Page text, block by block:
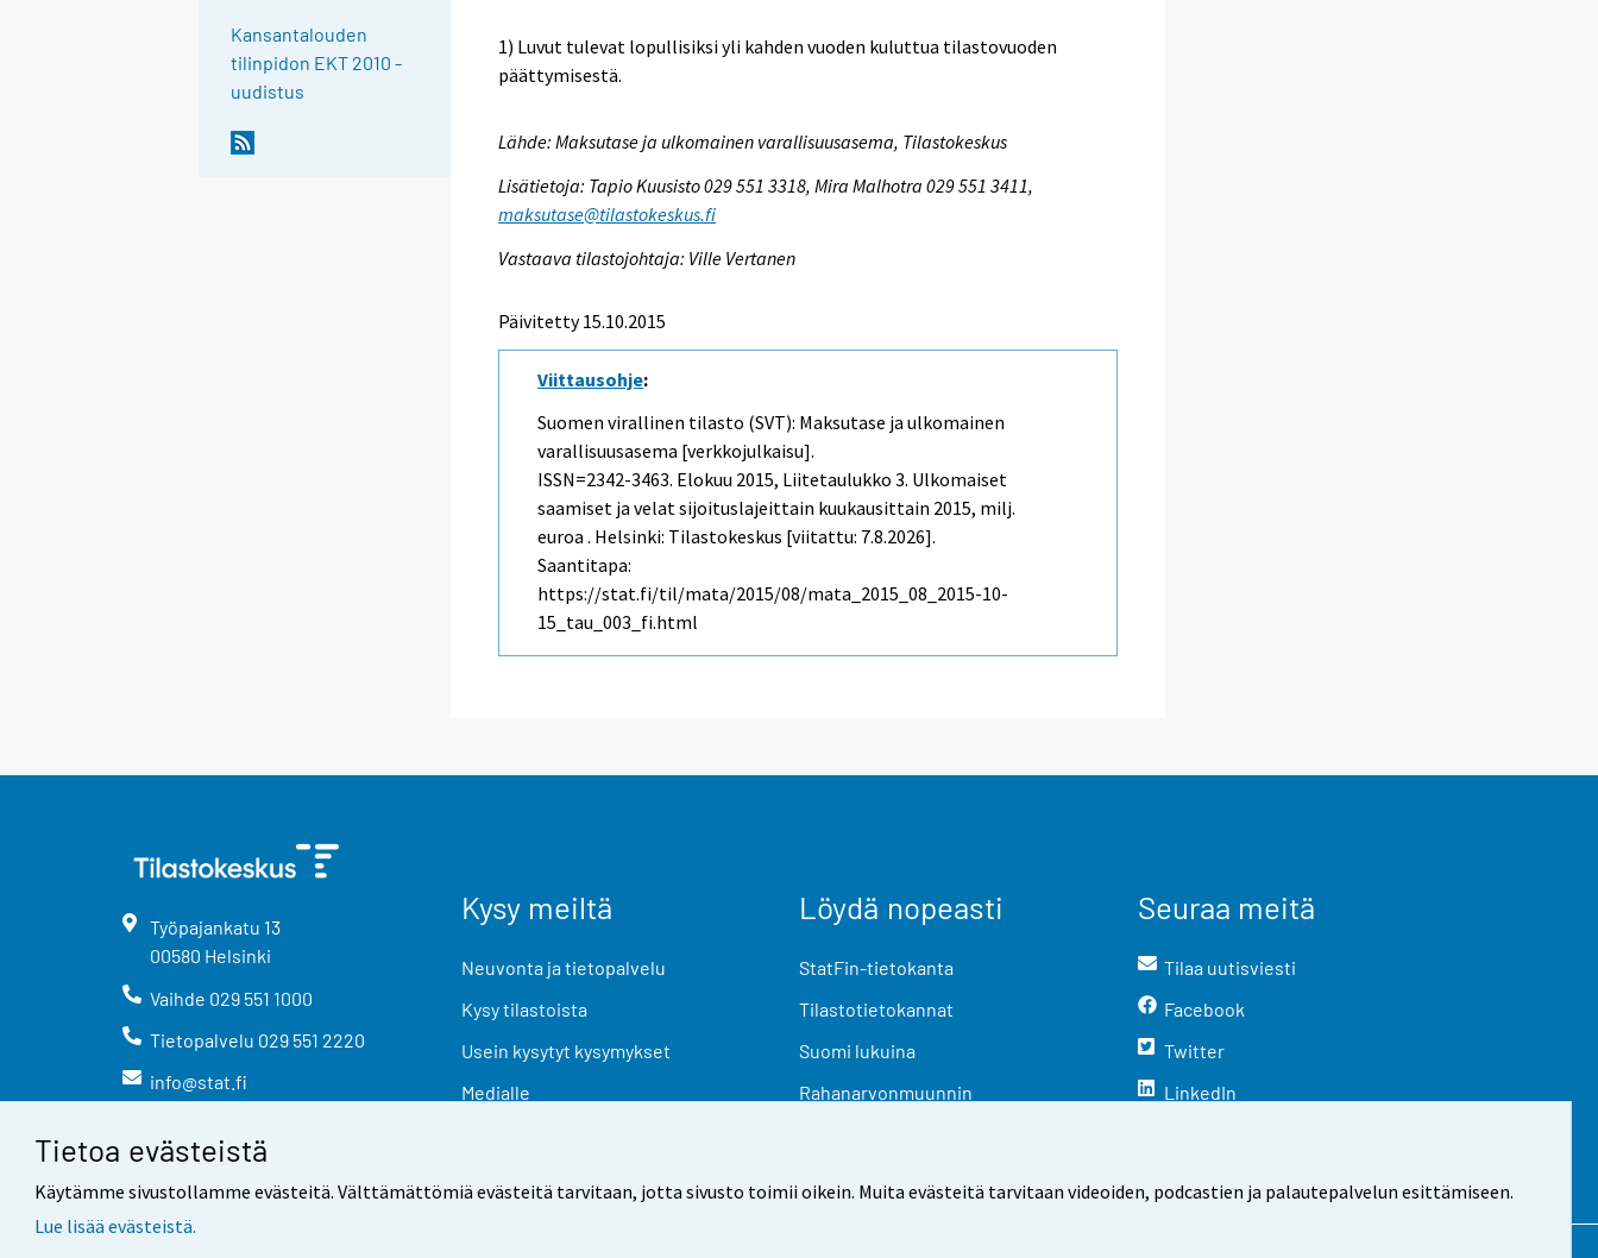
Tietoa evästeistä
Käytämme sivustollamme evästeitä. Välttämättömiä evästeitä tarvitaan, jotta sivusto toimii oikein. Muita evästeitä tarvitaan videoiden, podcastien ja palautepalvelun esittämiseen.
Lue lisää evästeistä.
Kansantalouden
tilinpidon EKT 2010 -
uudistus
1) Luvut tulevat lopullisiksi yli kahden vuoden kuluttua tilastovuoden
päättymisestä.
Lähde: Maksutase ja ulkomainen varallisuusasema, Tilastokeskus
Lisätietoja: Tapio Kuusisto 029 551 3318, Mira Malhotra 029 551 3411,
maksutase@tilastokeskus.fi
Vastaava tilastojohtaja: Ville Vertanen
Päivitetty 15.10.2015
Viittausohje:
Suomen virallinen tilasto (SVT): Maksutase ja ulkomainen
varallisuusasema [verkkojulkaisu].
ISSN=2342-3463. Elokuu 2015, Liitetaulukko 3. Ulkomaiset
saamiset ja velat sijoituslajeittain kuukausittain 2015, milj.
euroa . Helsinki: Tilastokeskus [viitattu: 7.8.2026].
Saantitapa:
https://stat.fi/til/mata/2015/08/mata_2015_08_2015-10-
15_tau_003_fi.html
Työpajankatu 13
00580 Helsinki
Vaihde 029 551 1000
Tietopalvelu 029 551 2220
info@stat.fi
Kysy meiltä
Neuvonta ja tietopalvelu
Kysy tilastoista
Usein kysytyt kysymykset
Medialle
Löydä nopeasti
StatFin-tietokanta
Tilastotietokannat
Suomi lukuina
Rahanarvonmuunnin
Seuraa meitä
Tilaa uutisviesti
Facebook
Twitter
LinkedIn